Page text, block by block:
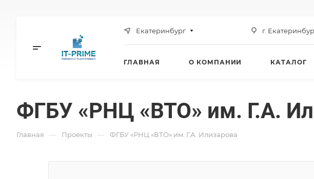
Екатеринбург г.
ГЛАВНАЯ О КОМПАНИИ КАТАЛОГ
ФГБУ «РНЦ «ВТО» им. Г.А.
Главная — Проекты — ФГБУ «РНЦ «ВТО» им. Г.А. Илизарова